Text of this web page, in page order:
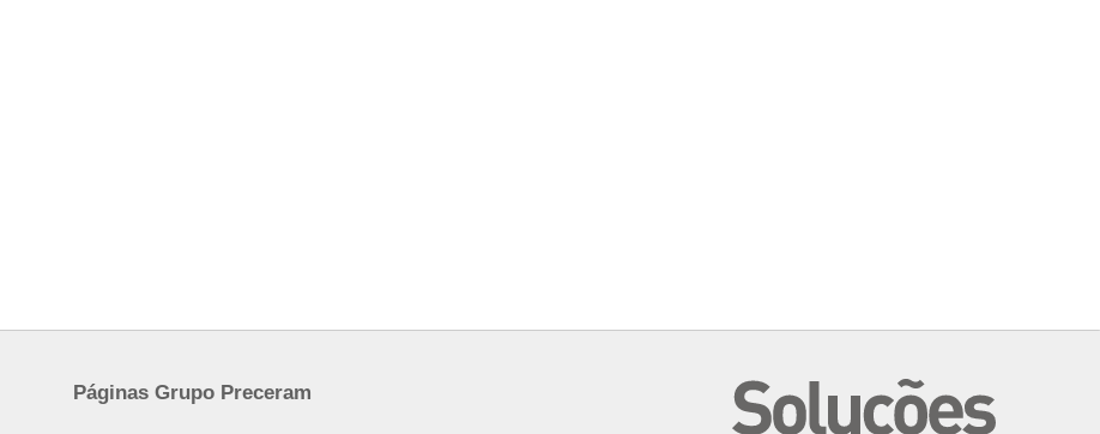
Páginas Grupo Preceram